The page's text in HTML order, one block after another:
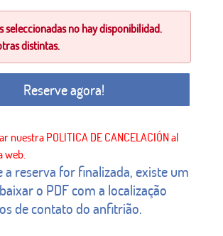
seleccionadas no hay disponibilidad.
distintas.
Reserve agora!
a reserva for finalizada, existe um
o PDF com a localização
de contato do anfitrião.